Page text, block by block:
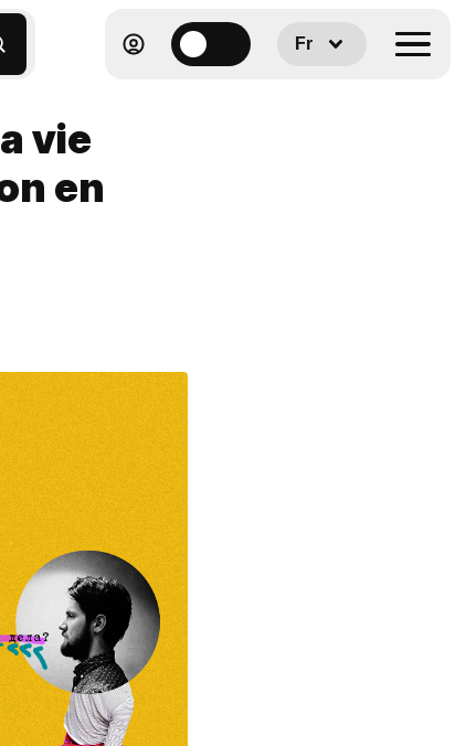
Fr
vie
en